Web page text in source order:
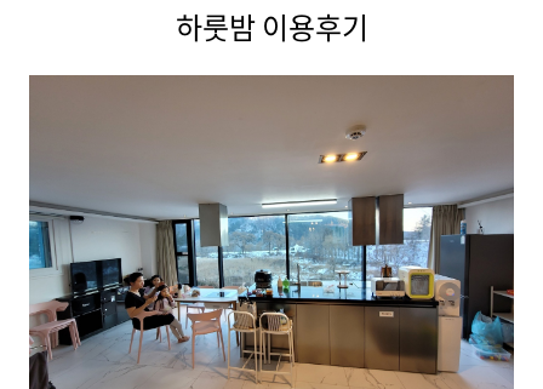
하룻밤 이용후기